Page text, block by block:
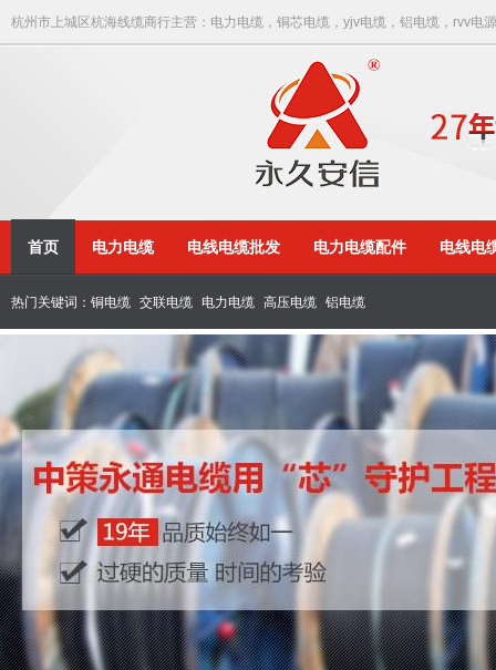
杭州市上城区杭海线缆商行主营：电力电缆，铜芯电缆，yjv电缆，铝电缆，rvv电
首页 电力电缆 电线电缆批发 电力电缆配件 电线电
热门关键词： 铜电缆 交联电缆 电力电缆 高压电缆 铝电缆